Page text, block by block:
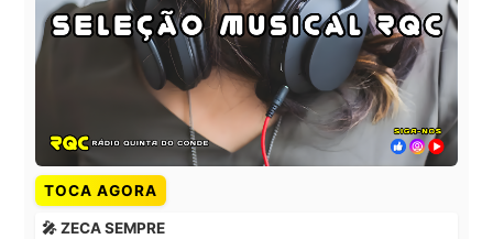
TOCA AGORA
🎤 ZECA SEMPRE